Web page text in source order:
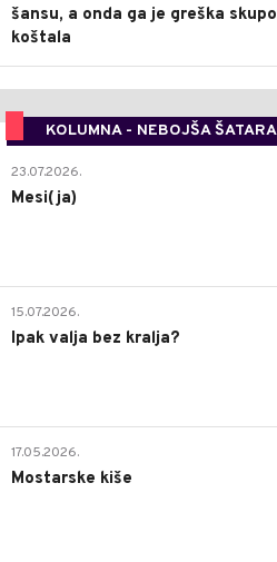
šansu, a onda ga je greška skupo
koštala
KOLUMNA - NEBOJŠA ŠATARA
23.07.2026.
Mesi(ja)
15.07.2026.
Ipak valja bez kralja?
17.05.2026.
Mostarske kiše